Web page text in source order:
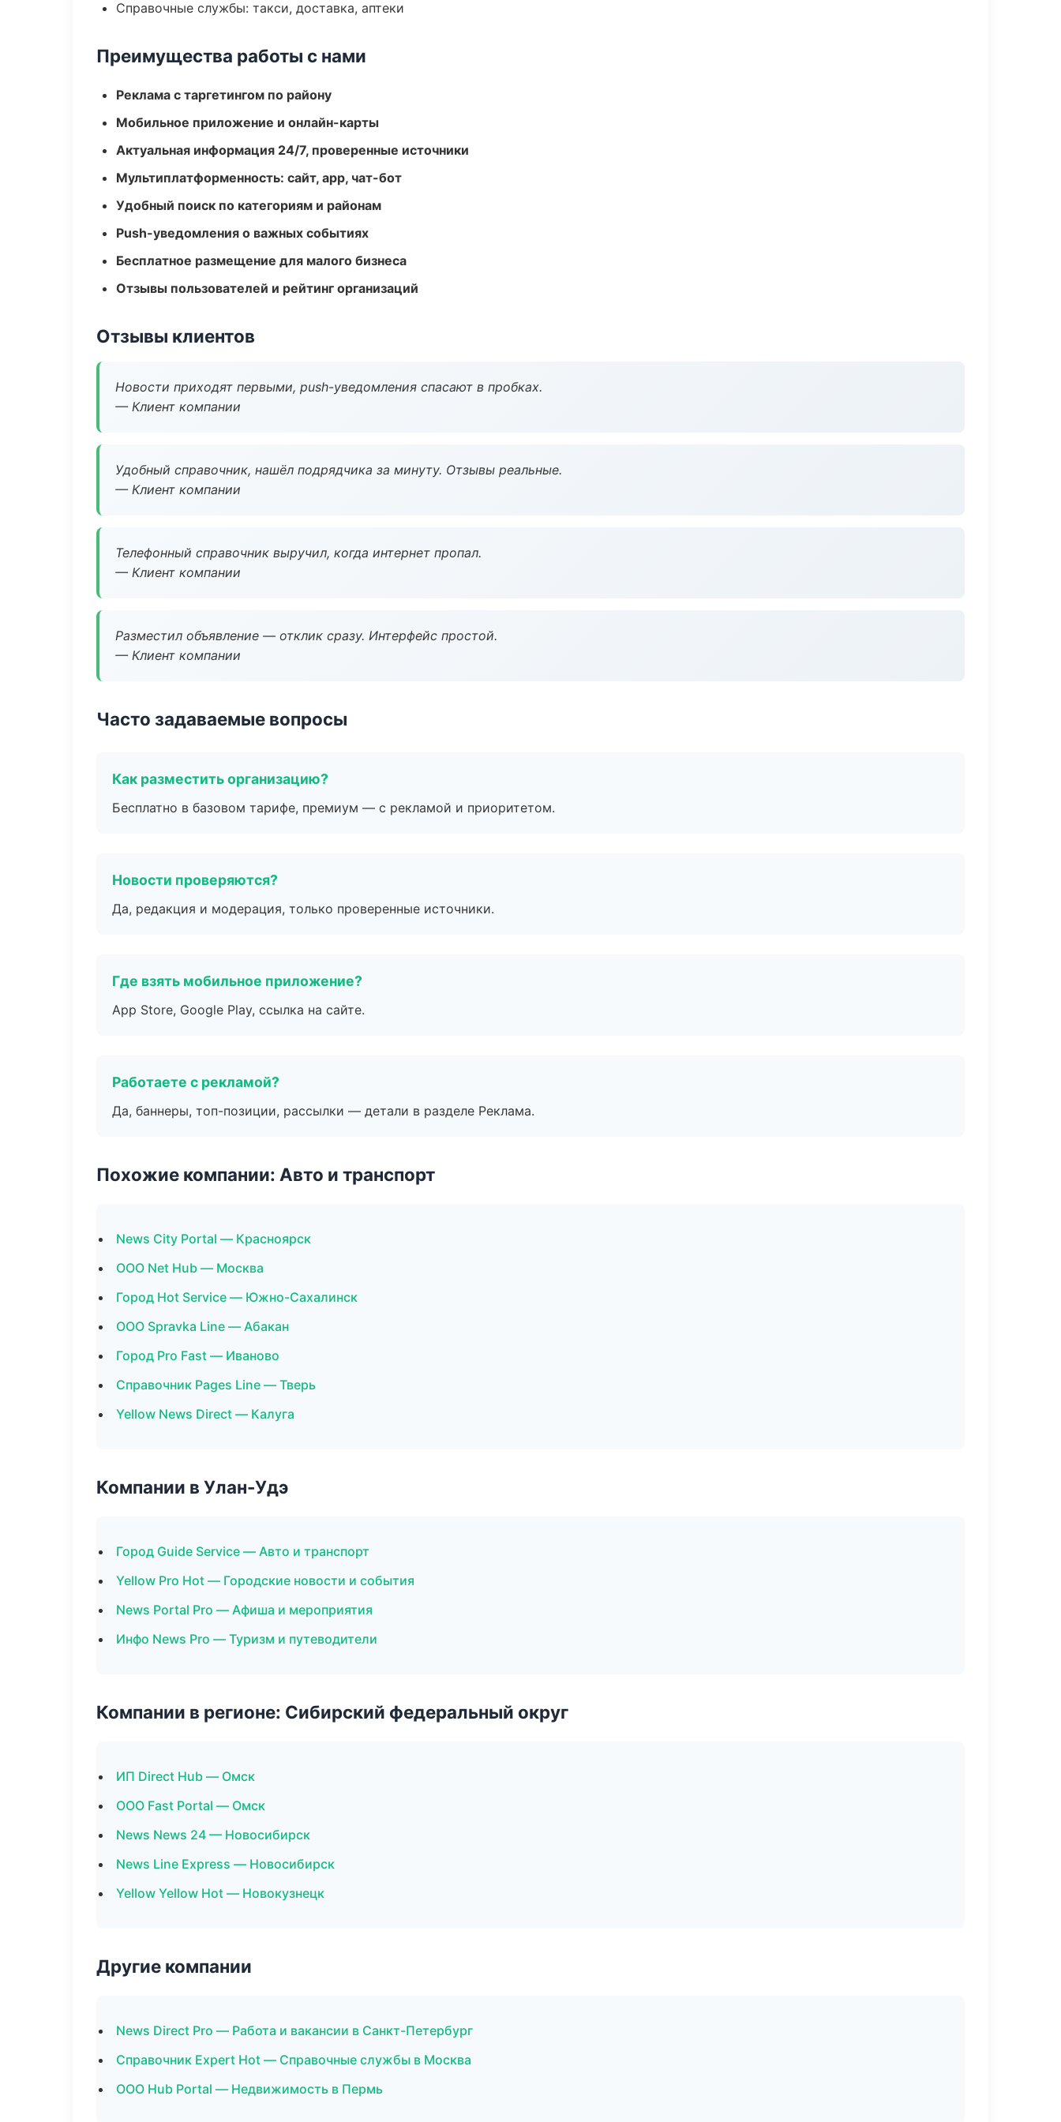
Справочные службы: такси, доставка, аптеки
Преимущества работы с нами
Реклама с таргетингом по району
Мобильное приложение и онлайн-карты
Актуальная информация 24/7, проверенные источники
Мультиплатформенность: сайт, app, чат-бот
Удобный поиск по категориям и районам
Push-уведомления о важных событиях
Бесплатное размещение для малого бизнеса
Отзывы пользователей и рейтинг организаций
Отзывы клиентов
Новости приходят первыми, push-уведомления спасают в пробках.
— Клиент компании
Удобный справочник, нашёл подрядчика за минуту. Отзывы реальные.
— Клиент компании
Телефонный справочник выручил, когда интернет пропал.
— Клиент компании
Разместил объявление — отклик сразу. Интерфейс простой.
— Клиент компании
Часто задаваемые вопросы
Как разместить организацию?
Бесплатно в базовом тарифе, премиум — с рекламой и приоритетом.
Новости проверяются?
Да, редакция и модерация, только проверенные источники.
Где взять мобильное приложение?
App Store, Google Play, ссылка на сайте.
Работаете с рекламой?
Да, баннеры, топ-позиции, рассылки — детали в разделе Реклама.
Похожие компании: Авто и транспорт
News City Portal — Красноярск
ООО Net Hub — Москва
Город Hot Service — Южно-Сахалинск
ООО Spravka Line — Абакан
Город Pro Fast — Иваново
Справочник Pages Line — Тверь
Yellow News Direct — Калуга
Компании в Улан-Удэ
Город Guide Service — Авто и транспорт
Yellow Pro Hot — Городские новости и события
News Portal Pro — Афиша и мероприятия
Инфо News Pro — Туризм и путеводители
Компании в регионе: Сибирский федеральный округ
ИП Direct Hub — Омск
ООО Fast Portal — Омск
News News 24 — Новосибирск
News Line Express — Новосибирск
Yellow Yellow Hot — Новокузнецк
Другие компании
News Direct Pro — Работа и вакансии в Санкт-Петербург
Справочник Expert Hot — Справочные службы в Москва
ООО Hub Portal — Недвижимость в Пермь